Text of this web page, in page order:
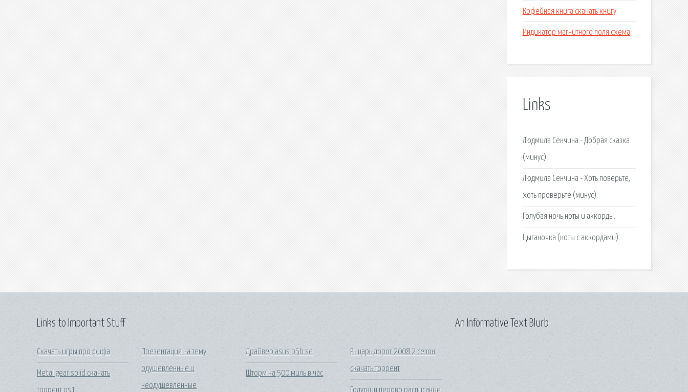
Кофейная книга скачать книгу
Индикатор магнитного поля схема
Links
Людмила Сенчина - Добрая сказка
(минус).
Людмила Сенчина - Хоть поверьте,
хоть проверьте (минус).
Голубая ночь ноты и аккорды.
Цыганочка (ноты с аккордами).
Links to Important Stuff
Скачать игры про фифа
Metal gear solid скачать
Презентация на тему
одушевленные и
неодушевленные
Драйвер asus p5b se
Шторм на 500 миль в час
Рыцарь дорог 2008 2 сезон
скачать торрент
An Informative Text Blurb